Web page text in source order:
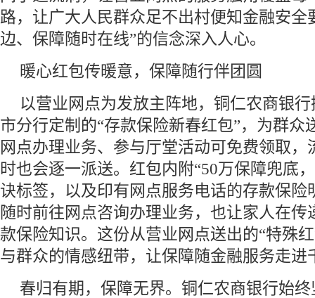
路，让广大人民群众足不出村便知金融安全
边、保障随时在线”的信念深入人心。
暖心红包传暖意，保障随行伴团圆
以营业网点为发放主阵地，铜仁农商银
市分行定制的“存款保险新春红包”，为群众
网点办理业务、参与厅堂活动可免费领取，
时也会逐一派送。红包内附“50万保障兜底
诀标签，以及印有网点服务电话的存款保险
随时前往网点咨询办理业务，也让家人在传
款保险知识。这份从营业网点送出的“特殊
与群众的情感纽带，让保障随金融服务走进
春归有期，保障无界。铜仁农商银行始